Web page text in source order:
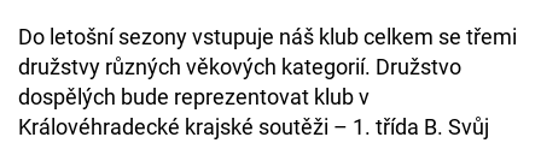
Do letošní sezony vstupuje náš klub celkem se třemi
družstvy různých věkových kategorií. Družstvo
dospělých bude reprezentovat klub v
Královéhradecké krajské soutěži – 1. třída B. Svůj